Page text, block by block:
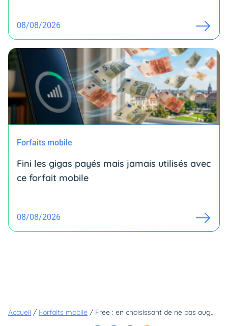
08/08/2026
Forfaits mobile
Fini les gigas payés mais jamais utilisés avec
ce forfait mobile
08/08/2026
Accueil / Forfaits mobile / Free : en choisissant de ne pas augmenter ses prix, l'opérateur ne cesse de gagner des abonnés